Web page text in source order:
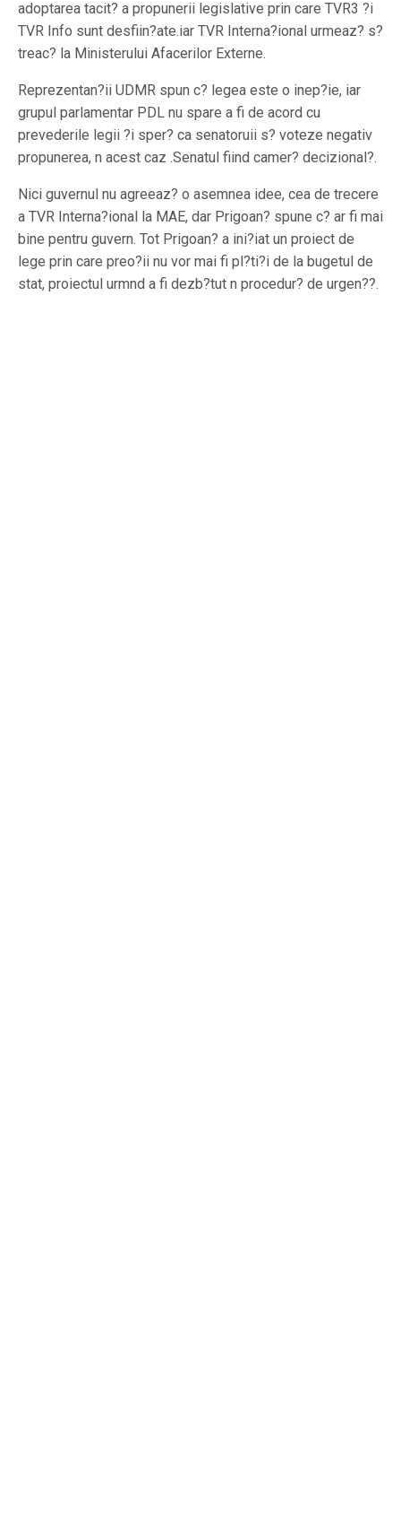
adoptarea tacit? a propunerii legislative prin care TVR3 ?i
TVR Info sunt desfiin?ate.iar TVR Interna?ional urmeaz? s?
treac? la Ministerului Afacerilor Externe.
Reprezentan?ii UDMR spun c? legea este o inep?ie, iar
grupul parlamentar PDL nu spare a fi de acord cu
prevederile legii ?i sper? ca senatoruii s? voteze negativ
propunerea, n acest caz .Senatul fiind camer? decizional?.
Nici guvernul nu agreeaz? o asemnea idee, cea de trecere
a TVR Interna?ional la MAE, dar Prigoan? spune c? ar fi mai
bine pentru guvern. Tot Prigoan? a ini?iat un proiect de
lege prin care preo?ii nu vor mai fi pl?ti?i de la bugetul de
stat, proiectul urmnd a fi dezb?tut n procedur? de urgen??.